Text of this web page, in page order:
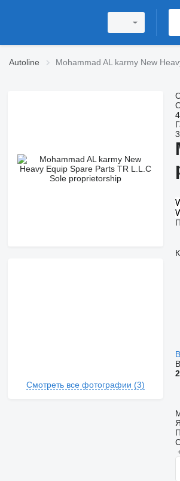
Autoline Mohammad AL karmy New
Смотреть все фотографии (3)
3
2